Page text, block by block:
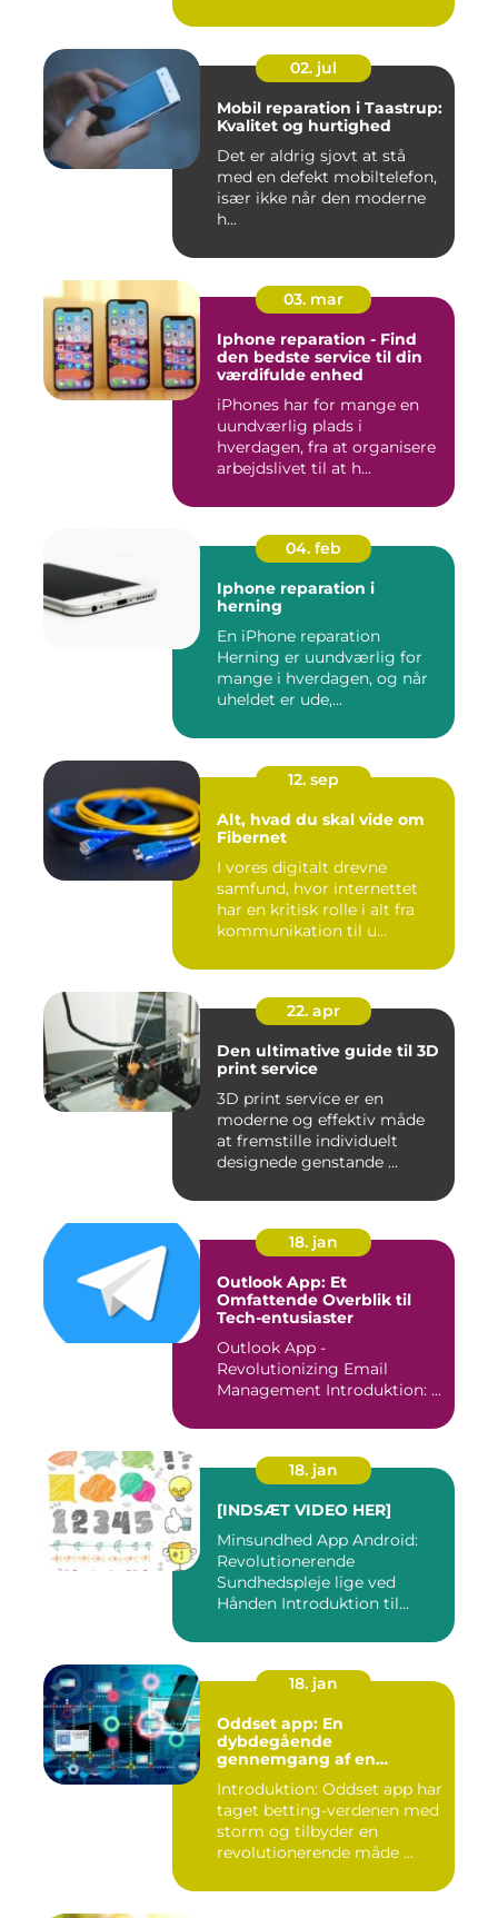
02. jul
Mobil reparation i Taastrup:
Kvalitet og hurtighed
Det er aldrig sjovt at stå
med en defekt mobiltelefon,
især ikke når den moderne
h...
03. mar
Iphone reparation - Find
den bedste service til din
værdifulde enhed
iPhones har for mange en
uundværlig plads i
hverdagen, fra at organisere
arbejdslivet til at h...
04. feb
Iphone reparation i
herning
En iPhone reparation
Herning er uundværlig for
mange i hverdagen, og når
uheldet er ude,...
12. sep
Alt, hvad du skal vide om
Fibernet
I vores digitalt drevne
samfund, hvor internettet
har en kritisk rolle i alt fra
kommunikation til u...
22. apr
Den ultimative guide til 3D
print service
3D print service er en
moderne og effektiv måde
at fremstille individuelt
designede genstande ...
18. jan
Outlook App: Et
Omfattende Overblik til
Tech-entusiaster
Outlook App -
Revolutionizing Email
Management Introduktion: ...
18. jan
[INDSÆT VIDEO HER]
Minsundhed App Android:
Revolutionerende
Sundhedspleje lige ved
Hånden Introduktion til
18. jan
Oddset app: En
dybdegående
gennemgang af en
Introduktion: Oddset app har
taget betting-verdenen med
storm og tilbyder en
revolutionerende måde ...